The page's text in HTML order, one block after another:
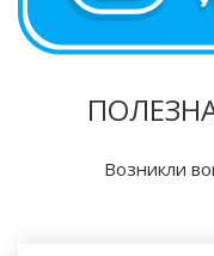
Возникли